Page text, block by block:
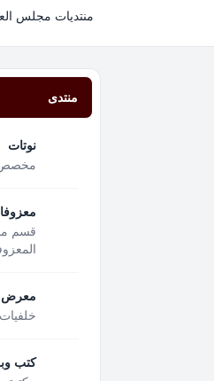
منتديات مجلس
منتدى
نوتات
مخصص
قسم
معرض
كتب